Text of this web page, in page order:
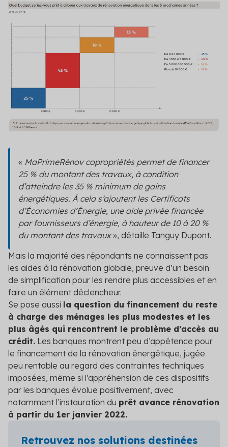
« MaPrimeRénov copropriétés permet de financer
25 % du montant des travaux, à condition
d’atteindre les 35 % minimum de gains
énergétiques. Á cela s’ajoutent les Certificats
d’Économies d’Énergie, une aide privée financée
par fournisseurs d’énergie, à hauteur de 10 à 20 %
du montant des travaux», détaille Tanguy Dupont.
Mais la majorité des répondants ne connaissent pas
les aides à la rénovation globale, preuve d’un besoin
de simplification pour les rendre plus accessibles et en
faire un élément déclencheur.
Se pose aussi la question du financement du reste
à charge des ménages les plus modestes et les
plus âgés qui rencontrent le problème d’accès au
crédit. Les banques montrent peu d’appétence pour
le financement de la rénovation énergétique, jugée
peu rentable au regard des contraintes techniques
imposées, même si l’appréhension de ces dispositifs
par les banques évolue positivement, avec
notamment l’instauration du prêt avance rénovation
à partir du 1er janvier 2022.
Retrouvez nos solutions destinées